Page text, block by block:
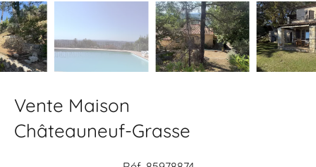
Vente Maison
Châteauneuf-Grasse